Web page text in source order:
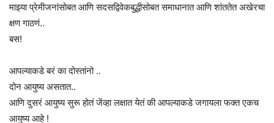
माझ्या प्रेमीजनांसोबत आणि सदसद्विवेकबुद्धीसोबत समाधानात आणि शांततेत अखेरचा
क्षण गाठणं..
बस!
आपल्याकडे बरं का दोस्तांनो ..
दोन आयुष्य असतात..
आणि दुसरं आयुष्य सुरू होतं जेंव्हा लक्षात येतं की आपल्याकडे जगायला फक्त एकच
आयुष्य आहे !